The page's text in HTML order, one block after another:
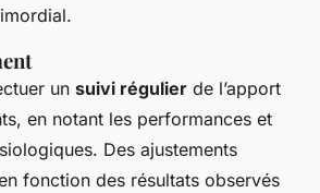
un suivi régulier de l’apport
en notant les performances et
Des ajustements
fonction des résultats observés